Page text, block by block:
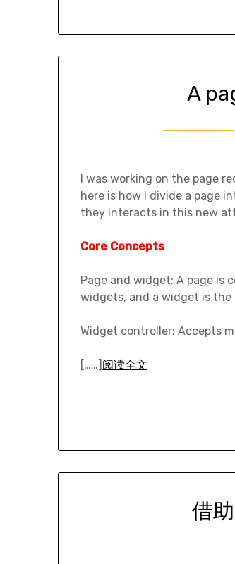
A
I was working on the page
here is how I divide a page
they interacts in this new
Core Concepts
Page and widget: A page is
widgets, and a widget is
Widget controller: Accepts
[……] 阅读全文
借